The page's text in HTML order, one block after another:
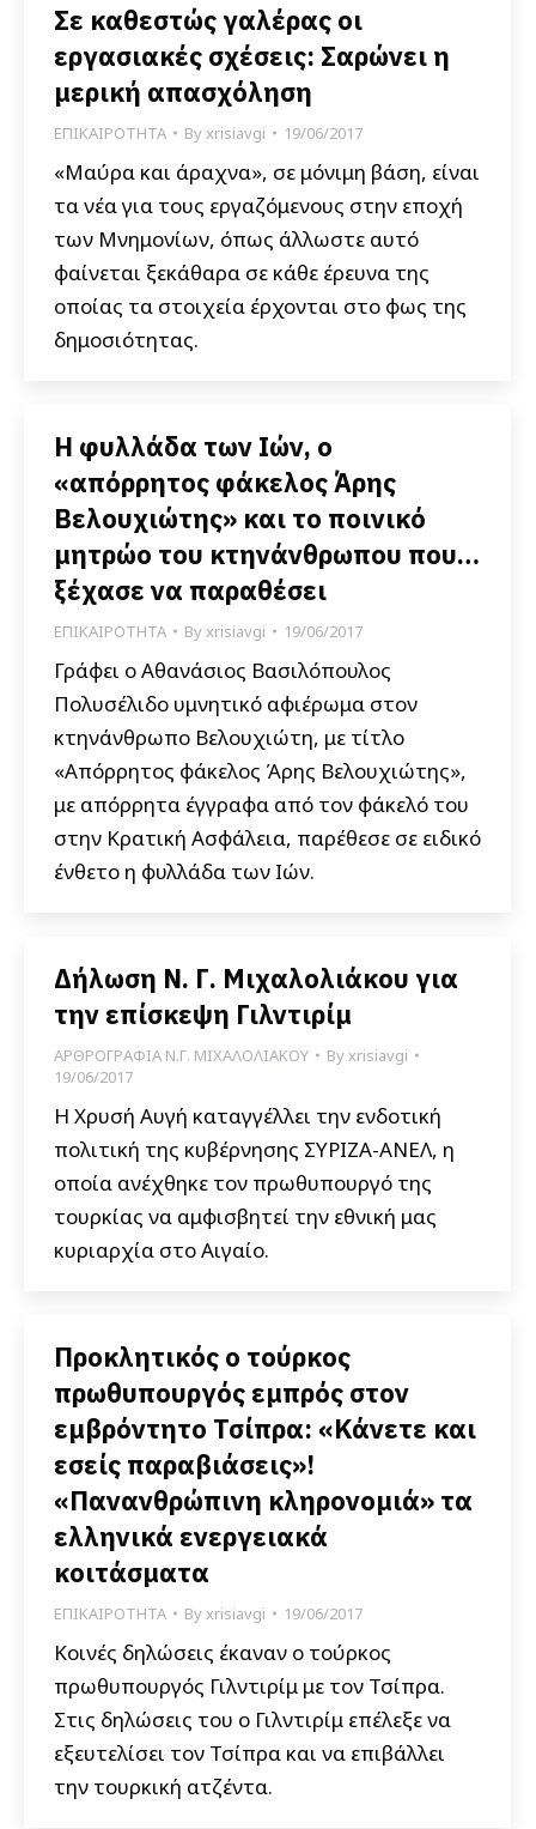
Σε καθεστώς γαλέρας οι
εργασιακές σχέσεις: Σαρώνει η
μερική απασχόληση
ΕΠΙΚΑΙΡΟΤΗΤΑ Byxrisiavgi 19/06/2017
«Μαύρα και άραχνα», σε μόνιμη βάση, είναι
τα νέα για τους εργαζόμενους στην εποχή
των Μνημονίων, όπως άλλωστε αυτό
φαίνεται ξεκάθαρα σε κάθε έρευνα της
οποίας τα στοιχεία έρχονται στο φως της
δημοσιότητας.
Η φυλλάδα των Ιών, ο
«απόρρητος φάκελος Άρης
Βελουχιώτης» και το ποινικό
μητρώο του κτηνάνθρωπου που…
ξέχασε να παραθέσει
ΕΠΙΚΑΙΡΟΤΗΤΑ Byxrisiavgi 19/06/2017
Γράφει ο Αθανάσιος Βασιλόπουλος
Πολυσέλιδο υμνητικό αφιέρωμα στον
κτηνάνθρωπο Βελουχιώτη, με τίτλο
«Απόρρητος φάκελος Άρης Βελουχιώτης»,
με απόρρητα έγγραφα από τον φάκελό του
στην Κρατική Ασφάλεια, παρέθεσε σε ειδικό
ένθετο η φυλλάδα των Ιών.
Δήλωση Ν. Γ. Μιχαλολιάκου για
την επίσκεψη Γιλντιρίμ
ΑΡΘΡΟΓΡΑΦΙΑ Ν.Γ. ΜΙΧΑΛΟΛΙΑΚΟΥ Byxrisiavgi
19/06/2017
Η Χρυσή Αυγή καταγγέλλει την ενδοτική
πολιτική της κυβέρνησης ΣΥΡΙΖΑ-ΑΝΕΛ, η
οποία ανέχθηκε τον πρωθυπουργό της
τουρκίας να αμφισβητεί την εθνική μας
κυριαρχία στο Αιγαίο.
Προκλητικός ο τούρκος
πρωθυπουργός εμπρός στον
εμβρόντητο Τσίπρα: «Κάνετε και
εσείς παραβιάσεις»!
«Πανανθρώπινη κληρονομιά» τα
ελληνικά ενεργειακά
κοιτάσματα
ΕΠΙΚΑΙΡΟΤΗΤΑ Byxrisiavgi 19/06/2017
Κοινές δηλώσεις έκαναν ο τούρκος
πρωθυπουργός Γιλντιρίμ με τον Τσίπρα.
Στις δηλώσεις του ο Γιλντιρίμ επέλεξε να
εξευτελίσει τον Τσίπρα και να επιβάλλει
την τουρκική ατζέντα.